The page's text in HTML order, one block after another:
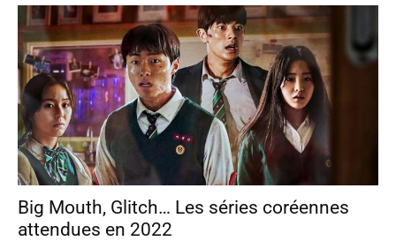
Big Mouth, Glitch… Les séries coréennes
attendues en 2022